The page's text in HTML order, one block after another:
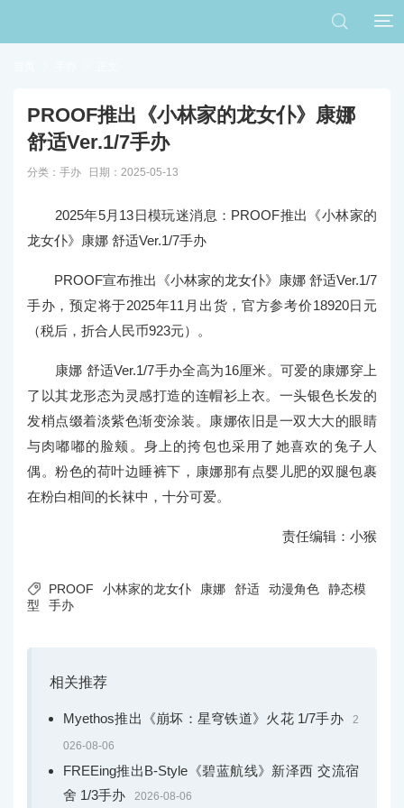


PROOF推出《小林家的龙女仆》康娜
舒适Ver.1/7手办
分类： 手办 日期：2025-05-13
2025年5月13日模玩迷消息： PROOF推出《小林家的
龙女仆》康娜 舒适Ver.1/7手办
PROOF宣布推出《小林家的龙女仆》康娜 舒适Ver.1/7
手办，预定将于2025年11月出货，官方参考价18920日元
（税后，折合人民币923元）。
康娜 舒适Ver.1/7手办全高为16厘米。可爱的康娜穿上
了以其龙形态为灵感打造的连帽衫上衣。一头银色长发的
发梢点缀着淡紫色渐变涂装。康娜依旧是一双大大的眼睛
与肉嘟嘟的脸颊。身上的挎包也采用了她喜欢的兔子人
偶。粉色的荷叶边睡裤下，康娜那有点婴儿肥的双腿包裹
在粉白相间的长袜中，十分可爱。
责任编辑：小猴
 PROOF 小林家的龙女仆 康娜 舒适 动漫角色
静态模
型
手办
相关推荐
Myethos推出《崩坏：星穹铁道》火花 1/7手办 2
026-08-06
FREEing推出B-Style《碧蓝航线》新泽西 交流宿
舍 1/3手办
2026-08-06